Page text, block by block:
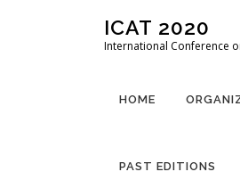
ICAT 2020
International Conference
HOME
PAST EDITIONS